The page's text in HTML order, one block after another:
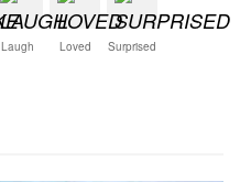
Laugh Loved Surprised